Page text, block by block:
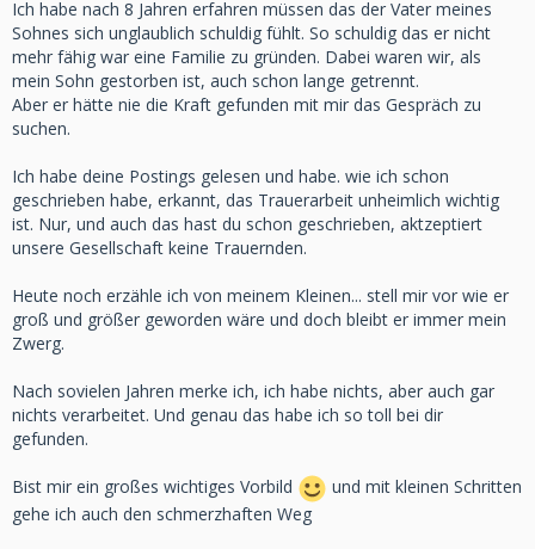
Ich habe nach 8 Jahren erfahren müssen das der Vater meines
Sohnes sich unglaublich schuldig fühlt. So schuldig das er nicht
mehr fähig war eine Familie zu gründen. Dabei waren wir, als
mein Sohn gestorben ist, auch schon lange getrennt.
Aber er hätte nie die Kraft gefunden mit mir das Gespräch zu
suchen.
Ich habe deine Postings gelesen und habe. wie ich schon
geschrieben habe, erkannt, das Trauerarbeit unheimlich wichtig
ist. Nur, und auch das hast du schon geschrieben, aktzeptiert
unsere Gesellschaft keine Trauernden.
Heute noch erzähle ich von meinem Kleinen... stell mir vor wie er
groß und größer geworden wäre und doch bleibt er immer mein
Zwerg.
Nach sovielen Jahren merke ich, ich habe nichts, aber auch gar
nichts verarbeitet. Und genau das habe ich so toll bei dir
gefunden.
Bist mir ein großes wichtiges Vorbild
und mit kleinen Schritten
gehe ich auch den schmerzhaften Weg